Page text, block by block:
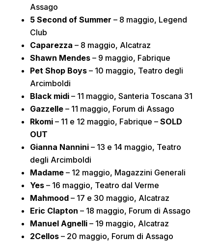
Assago
5 Second of Summer – 8 maggio, Legend
Club
Caparezza – 8 maggio, Alcatraz
Shawn Mendes– 9 maggio, Fabrique
Pet Shop Boys – 10 maggio, Teatro degli
Arcimboldi
Black midi – 11 maggio, Santeria Toscana 31
Gazzelle– 11 maggio, Forum di Assago
Rkomi – 11 e 12 maggio, Fabrique – SOLD
OUT
Gianna Nannini – 13 e 14 maggio, Teatro
degli Arcimboldi
Madame– 12 maggio, Magazzini Generali
Yes– 16 maggio, Teatro dal Verme
Mahmood – 17 e 30 maggio, Alcatraz
Eric Clapton – 18 maggio, Forum di Assago
Manuel Agnelli– 19 maggio, Alcatraz
2Cellos– 20 maggio, Forum di Assago